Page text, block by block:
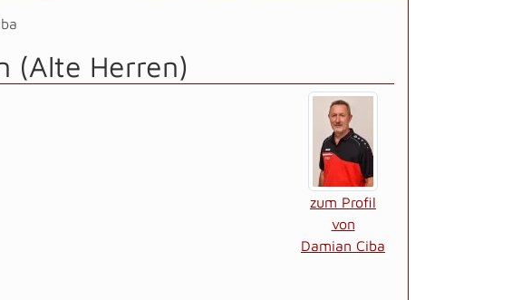
(Alte Herren)
zum Profil
von
Damian Ciba